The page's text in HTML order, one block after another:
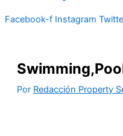
Facebook-f Instagram
Por Redacción Property